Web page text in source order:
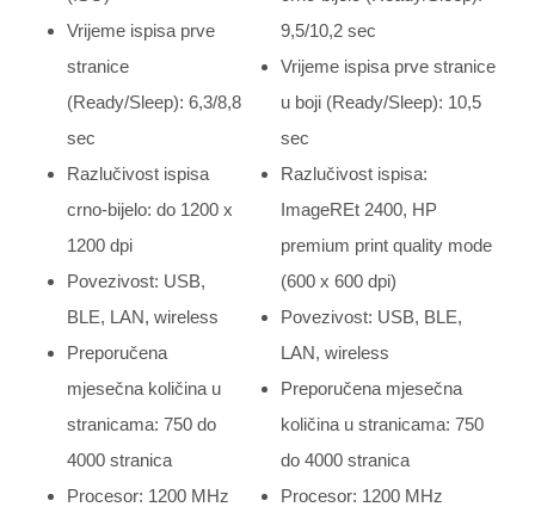
Vrijeme ispisa prve
stranice
(Ready/Sleep): 6,3/8,8
sec
Razlučivost ispisa
crno-bijelo: do 1200 x
1200 dpi
Povezivost: USB,
BLE, LAN, wireless
Preporučena
mjesečna količina u
stranicama: 750 do
4000 stranica
Procesor: 1200 MHz
9,5/10,2 sec
Vrijeme ispisa prve stranice
u boji (Ready/Sleep): 10,5
sec
Razlučivost ispisa:
ImageREt 2400, HP
premium print quality mode
(600 x 600 dpi)
Povezivost: USB, BLE,
LAN, wireless
Preporučena mjesečna
količina u stranicama: 750
do 4000 stranica
Procesor: 1200 MHz